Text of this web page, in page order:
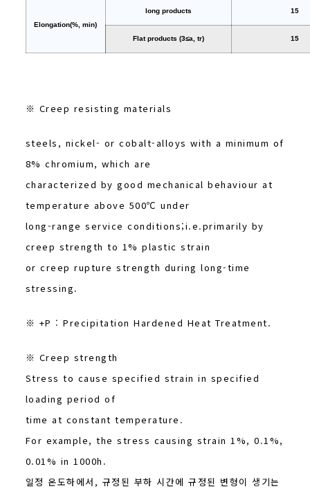
Elongation(%, min)
long products 15
Flat products (3≤a, tr) 15
※ Creep resisting materials
steels, nickel- or cobalt-alloys with a minimum of
8% chromium, which are
characterized by good mechanical behaviour at
temperature above 500℃ under
long-range service conditions;i.e.primarily by
creep strength to 1% plastic strain
or creep rupture strength during long-time
stressing.
※ +P : Precipitation Hardened Heat Treatment.
※ Creep strength
Stress to cause specified strain in specified
loading period of
time at constant temperature.
For example, the stress causing strain 1%, 0.1%,
0.01% in 1000h.
일정 온도하에서, 규정된 부하 시간에 규정된 변형이 생기는